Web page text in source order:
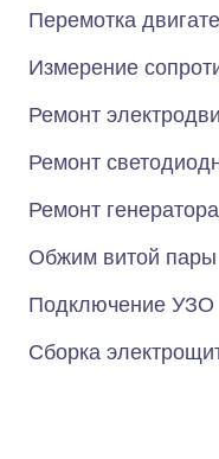
Перемотка
Измерение
Ремонт
Ремонт
Ремонт генератора
Обжим витой пары
Подключение УЗО
Сборка